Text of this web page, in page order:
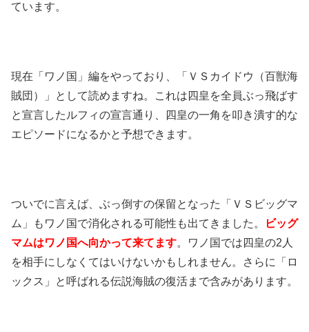
ています。
現在「ワノ国」編をやっており、「ＶＳカイドウ（百獣海
賊団）」として読めますね。これは四皇を全員ぶっ飛ばす
と宣言したルフィの宣言通り、四皇の一角を叩き潰す的な
エピソードになるかと予想できます。
ついでに言えば、ぶっ倒すの保留となった「ＶＳビッグマ
ム」もワノ国で消化される可能性も出てきました。
ビッグ
マムはワノ国へ向かって来てます。ワノ国では四皇の2人
を相手にしなくてはいけないかもしれません。さらに「ロ
ックス」と呼ばれる伝説海賊の復活まで含みがあります。